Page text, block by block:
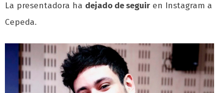
La presentadora ha dejado de seguir en Instagram a
Cepeda.